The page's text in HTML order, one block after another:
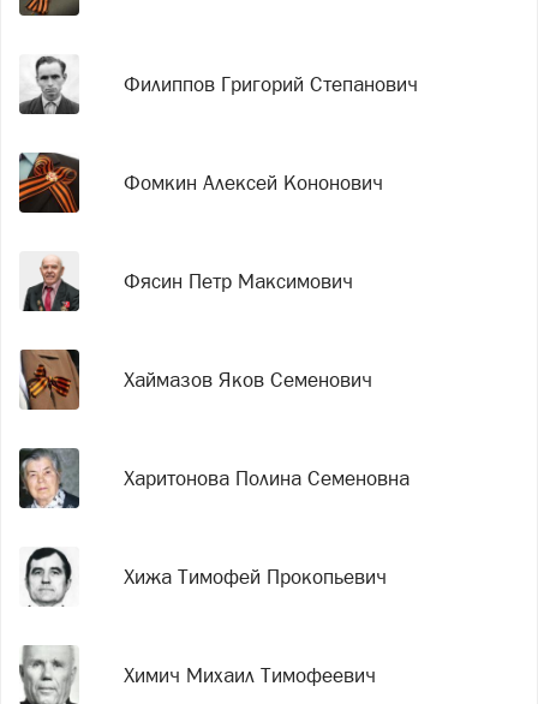
Филиппов Григорий Степанович
Фомкин Алексей Кононович
Фясин Петр Максимович
Хаймазов Яков Семенович
Харитонова Полина Семеновна
Хижа Тимофей Прокопьевич
Химич Михаил Тимофеевич